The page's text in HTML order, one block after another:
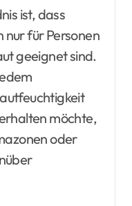
ist, dass
für Personen
geeignet sind.
möchte,
oder